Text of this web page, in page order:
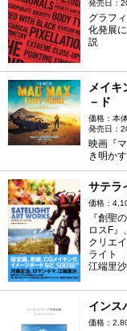
発売日：
グラフ
化発展
説
メイキ
－ド
価格：本
発売日：
映画『
き明か
サテラ
価格：
『創聖
ロスF
クリエ
ライト
江端里
インス
価格：